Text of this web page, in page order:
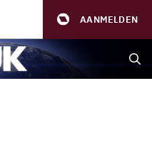
AANMELDEN